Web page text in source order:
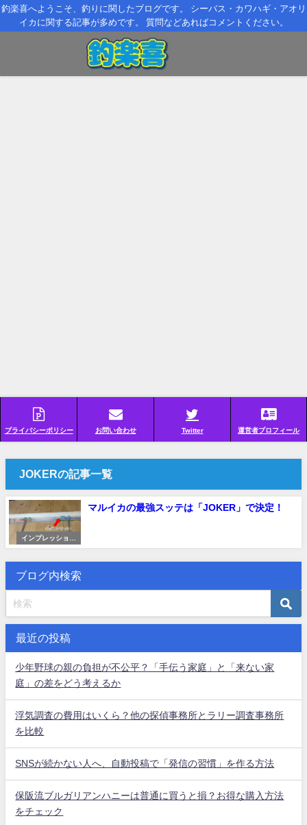
釣楽喜へようこそ、釣りに関したブログです。 シーバス・カワハギ・アオリ
イカに関する記事が多めです。 質問などあればコメントください。
プライバシーポリシー お問い合わせ Twitter 運営者プロフィール
JOKERの記事一覧
インプレッション
（レビュー）
マルイカの最強スッテは「JOKER」で決定！
ブログ内検索
最近の投稿
少年野球の親の負担が不公平？「手伝う家庭」と「来ない家
庭」の差をどう考えるか
浮気調査の費用はいくら？他の探偵事務所とラリー調査事務所
を比較
SNSが続かない人へ、自動投稿で「発信の習慣」を作る方法
保阪流ブルガリアンハニーは普通に買うと損？お得な購入方法
をチェック